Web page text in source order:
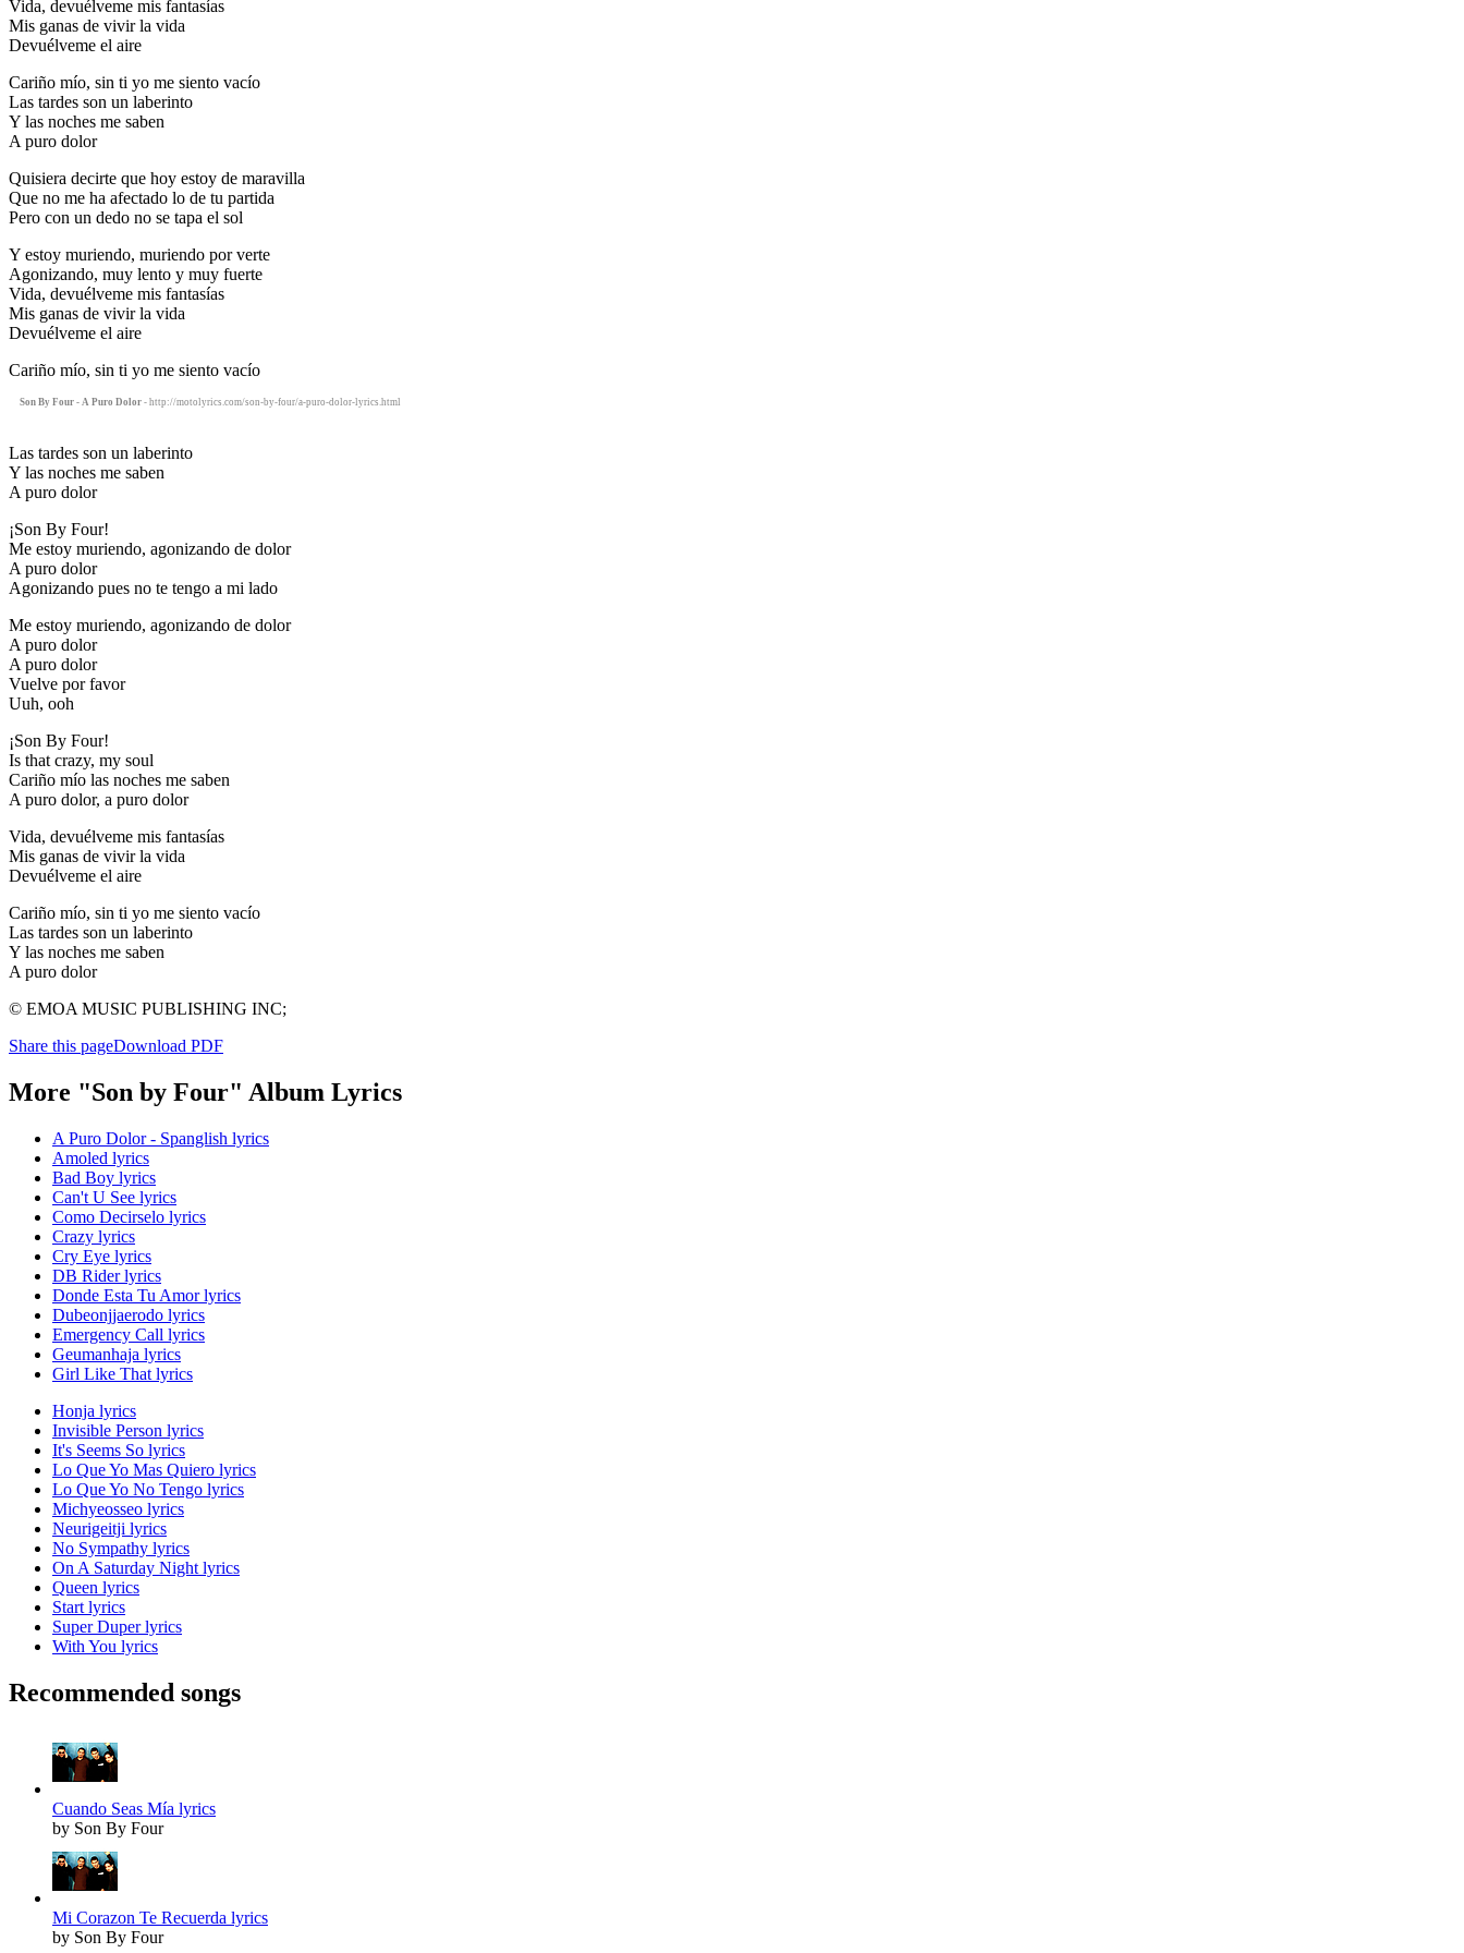
Vida, devuélveme mis fantasías
Mis ganas de vivir la vida
Devuélveme el aire
Cariño mío, sin ti yo me siento vacío
Las tardes son un laberinto
Y las noches me saben
A puro dolor
Quisiera decirte que hoy estoy de maravilla
Que no me ha afectado lo de tu partida
Pero con un dedo no se tapa el sol
Y estoy muriendo, muriendo por verte
Agonizando, muy lento y muy fuerte
Vida, devuélveme mis fantasías
Mis ganas de vivir la vida
Devuélveme el aire
Cariño mío, sin ti yo me siento vacío
Son By Four - A Puro Dolor - http://motolyrics.com/son-by-four/a-puro-dolor-lyrics.html
Las tardes son un laberinto
Y las noches me saben
A puro dolor
¡Son By Four!
Me estoy muriendo, agonizando de dolor
A puro dolor
Agonizando pues no te tengo a mi lado
Me estoy muriendo, agonizando de dolor
A puro dolor
A puro dolor
Vuelve por favor
Uuh, ooh
¡Son By Four!
Is that crazy, my soul
Cariño mío las noches me saben
A puro dolor, a puro dolor
Vida, devuélveme mis fantasías
Mis ganas de vivir la vida
Devuélveme el aire
Cariño mío, sin ti yo me siento vacío
Las tardes son un laberinto
Y las noches me saben
A puro dolor
© EMOA MUSIC PUBLISHING INC;
Share this pageDownload PDF
More "Son by Four" Album Lyrics
A Puro Dolor - Spanglish lyrics
Amoled lyrics
Bad Boy lyrics
Can't U See lyrics
Como Decirselo lyrics
Crazy lyrics
Cry Eye lyrics
DB Rider lyrics
Donde Esta Tu Amor lyrics
Dubeonjjaerodo lyrics
Emergency Call lyrics
Geumanhaja lyrics
Girl Like That lyrics
Honja lyrics
Invisible Person lyrics
It's Seems So lyrics
Lo Que Yo Mas Quiero lyrics
Lo Que Yo No Tengo lyrics
Michyeosseo lyrics
Neurigeitji lyrics
No Sympathy lyrics
On A Saturday Night lyrics
Queen lyrics
Start lyrics
Super Duper lyrics
With You lyrics
Recommended songs
Cuando Seas Mía lyrics
by Son By Four
Mi Corazon Te Recuerda lyrics
by Son By Four